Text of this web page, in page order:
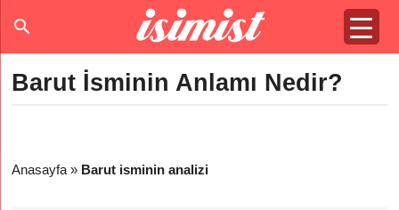
Barut İsminin Anlamı Nedir?
Anasayfa » Barut isminin analizi